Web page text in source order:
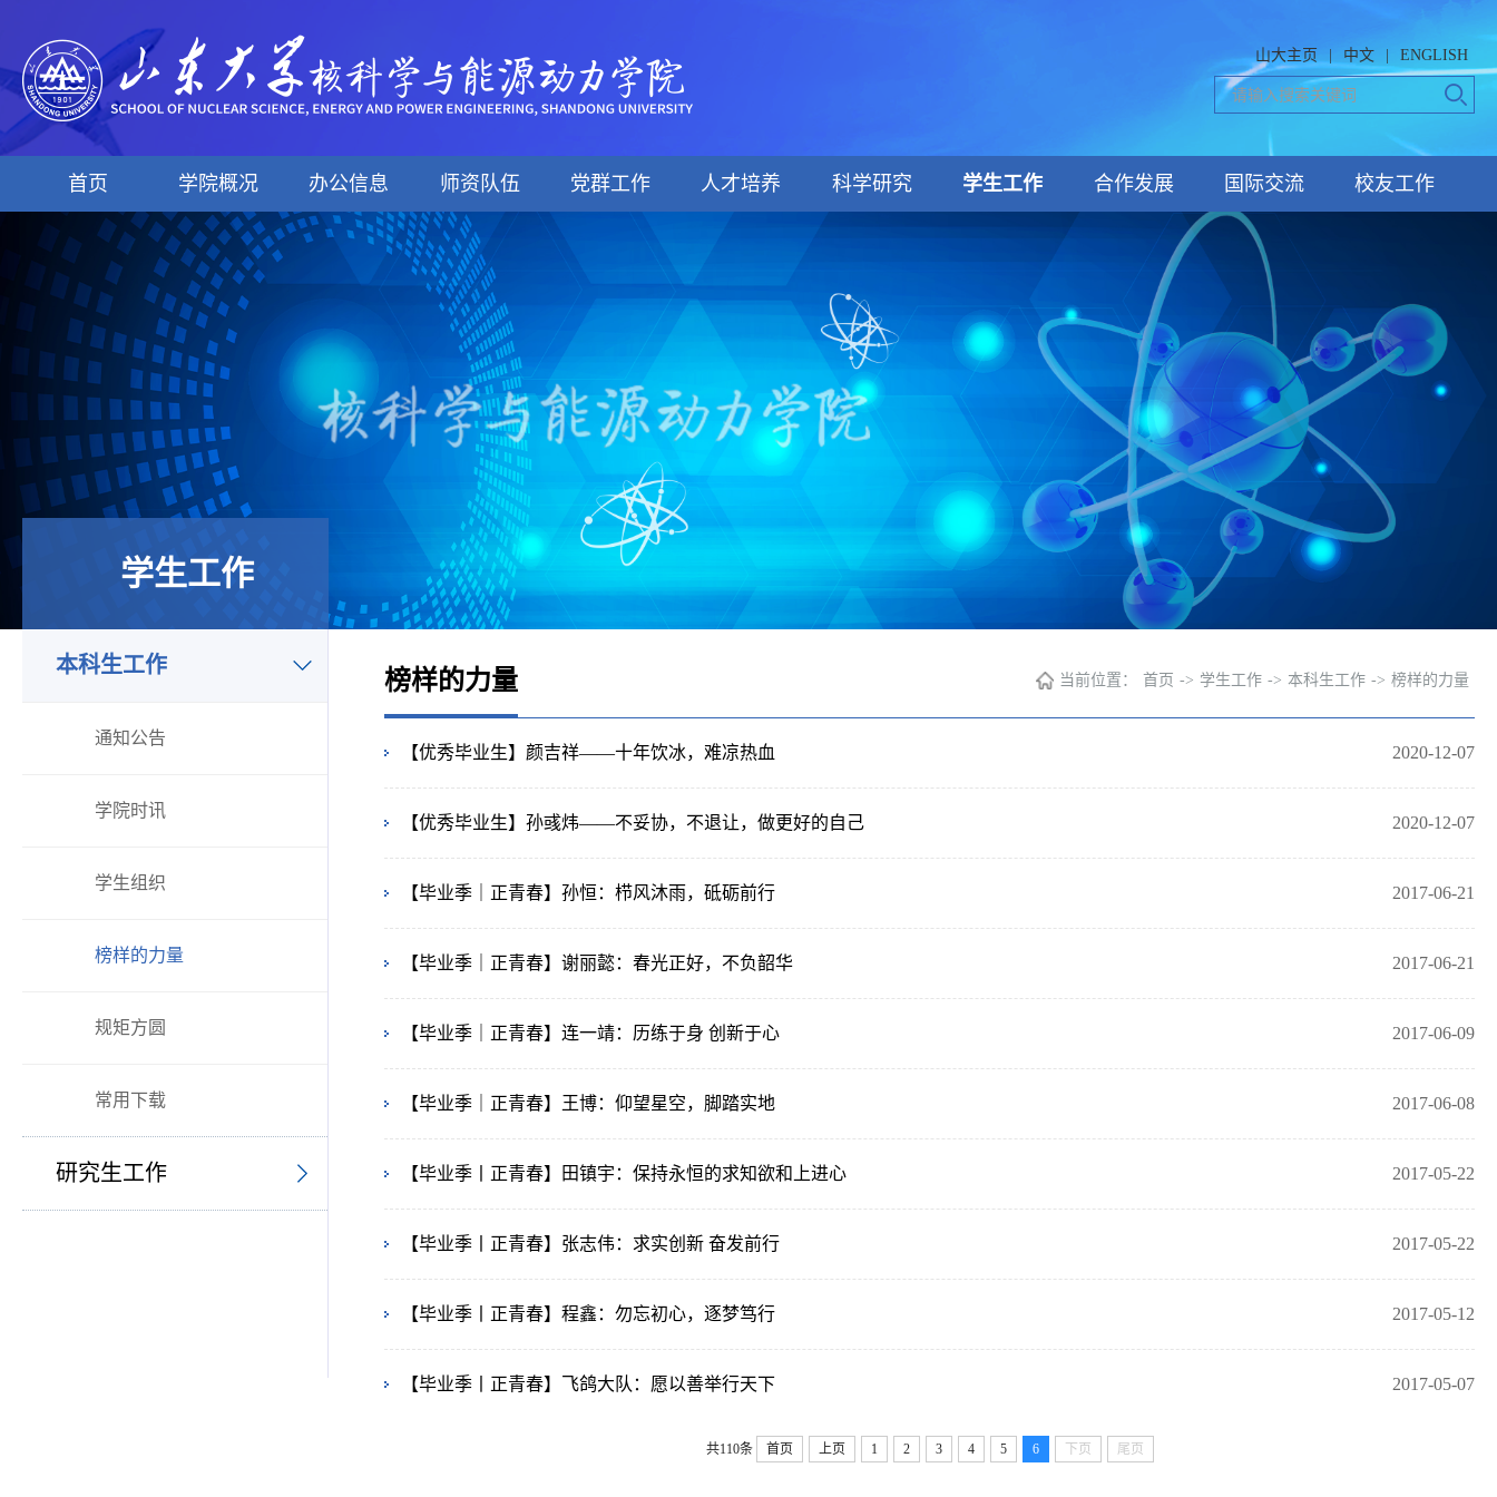
山大主页 中文 ENGLISH
首页 学院概况 办公信息 师资队伍 党群工作 人才培养 科学研究 学生工作 合作发展 国际交流 校友工作
学生工作
本科生工作
通知公告
学院时讯
学生组织
榜样的力量
规矩方圆
常用下载
研究生工作
榜样的力量 当前位置： 首页 -> 学生工作 -> 本科生工作 -> 榜样的力量
2020-12-07
【优秀毕业生】颜吉祥——十年饮冰，难凉热血
2020-12-07
【优秀毕业生】孙彧炜——不妥协，不退让，做更好的自己
2017-06-21
【毕业季｜正青春】孙恒：栉风沐雨，砥砺前行
2017-06-21
【毕业季｜正青春】谢丽懿：春光正好，不负韶华
2017-06-09
【毕业季｜正青春】连一靖：历练于身 创新于心
2017-06-08
【毕业季｜正青春】王博：仰望星空，脚踏实地
2017-05-22
【毕业季丨正青春】田镇宇：保持永恒的求知欲和上进心
2017-05-22
【毕业季丨正青春】张志伟：求实创新 奋发前行
2017-05-12
【毕业季丨正青春】程鑫：勿忘初心，逐梦笃行
2017-05-07
【毕业季丨正青春】飞鸽大队：愿以善举行天下
共110条 首页 上页 1 2 3 4 5 6 下页 尾页